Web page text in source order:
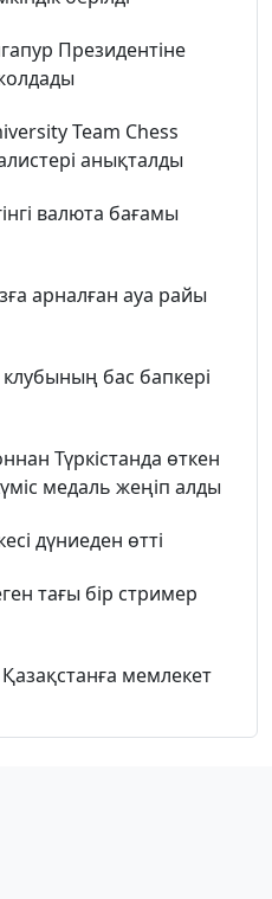
Президентіне
Team Chess
анықталды
валюта бағамы
арналған ауа райы
бас бапкері
Түркістанда өткен
медаль жеңіп алды
дүниеден өтті
тағы бір стример
мемлекет